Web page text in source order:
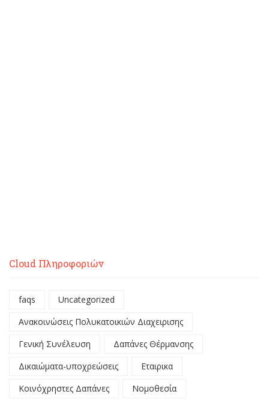
Cloud Πληροφοριών
faqs
Uncategorized
Ανακοινώσεις Πολυκατοικιών Διαχειρισης
Γενική Συνέλευση
Δαπάνες Θέρμανσης
Δικαιώματα-υποχρεώσεις
Εταιρικα
Κοινόχρηστες Δαπάνες
Νομοθεσία